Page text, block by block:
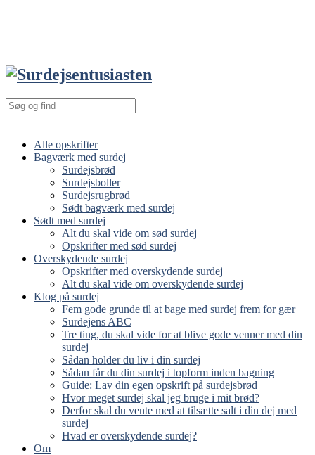
Alle opskrifter
Bagværk med surdej
Surdejsbrød
Surdejsboller
Surdejsrugbrød
Sødt bagværk med surdej
Sødt med surdej
Alt du skal vide om sød surdej
Opskrifter med sød surdej
Overskydende surdej
Opskrifter med overskydende surdej
Alt du skal vide om overskydende surdej
Klog på surdej
Fem gode grunde til at bage med surdej frem for gær
Surdejens ABC
Tre ting, du skal vide for at blive gode venner med din
surdej
Sådan holder du liv i din surdej
Sådan får du din surdej i topform inden bagning
Guide: Lav din egen opskrift på surdejsbrød
Hvor meget surdej skal jeg bruge i mit brød?
Derfor skal du vente med at tilsætte salt i din dej med
surdej
Hvad er overskydende surdej?
Om